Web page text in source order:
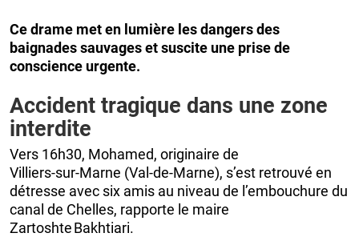
Ce drame met en lumière les dangers des
baignades sauvages et suscite une prise de
conscience urgente.
Accident tragique dans une zone
interdite
Vers 16h30, Mohamed, originaire de
Villiers‑sur‑Marne (Val‑de‑Marne), s’est retrouvé en
détresse avec six amis au niveau de l’embouchure du
canal de Chelles, rapporte le maire
Zartoshte Bakhtiari.